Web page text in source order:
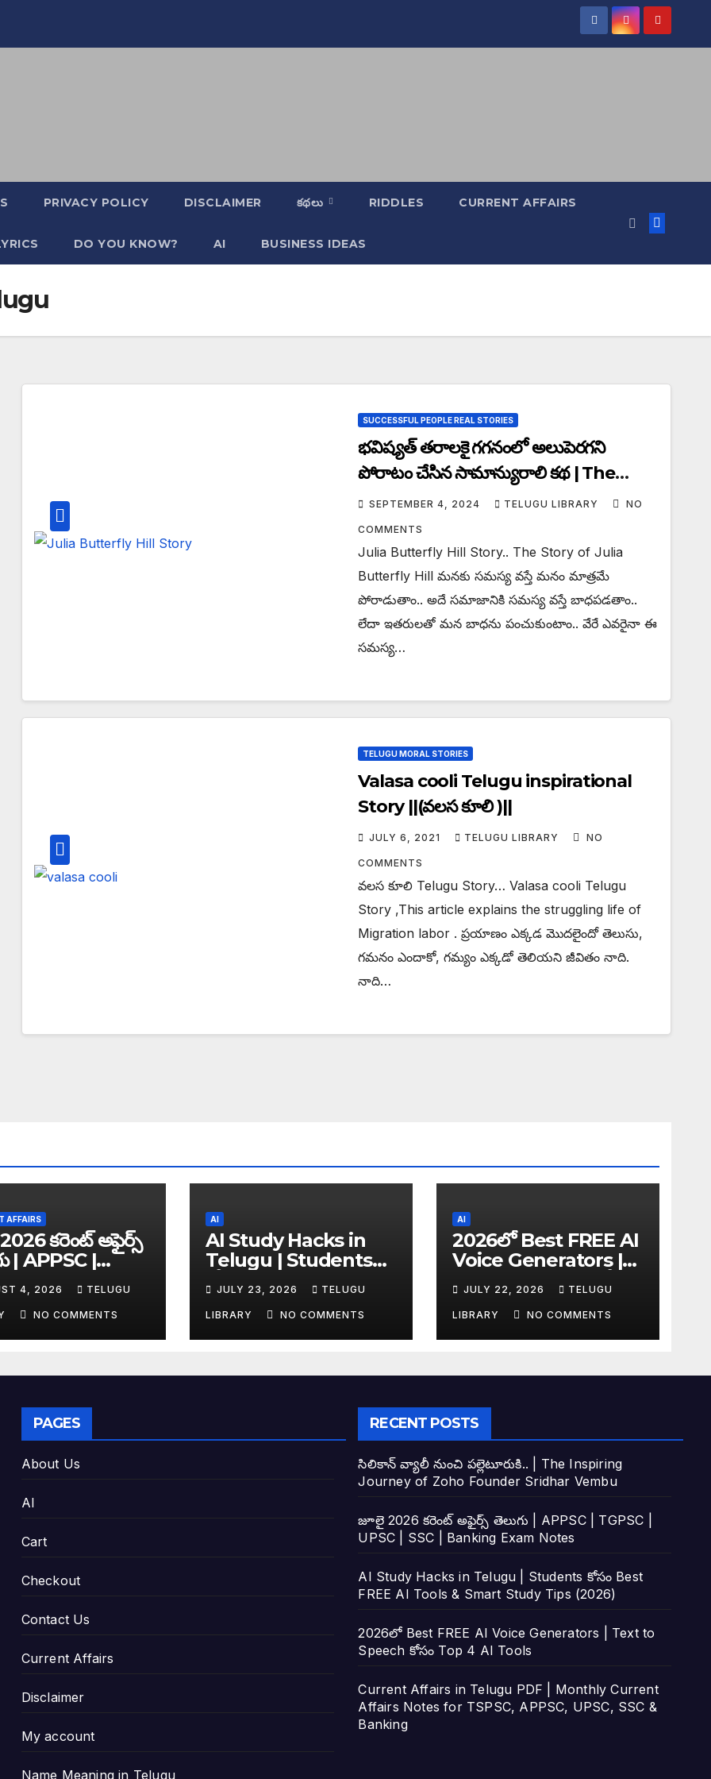
PRIVACY POLICY DISCLAIMER కథలు RIDDLES CURRENT AFFAIRS
DO YOU KNOW? AI BUSINESS IDEAS
SUCCESSFUL PEOPLE REAL STORIES
భవిష్యత్ తరాలకై గగనంలో అలుపెరగని
పోరాటం చేసిన సామాన్యురాలి కథ | The
Story of Julia Butterfly Hill|
SEPTEMBER 4, 2024 TELUGU LIBRARY NO
COMMENTS
Julia Butterfly Hill Story.. The Story of Julia
Butterfly Hill మనకు సమస్య వస్తే మనం మాత్రమే
పోరాడుతాం.. అదే సమాజానికి సమస్య వస్తే బాధపడతాం..
లేదా ఇతరులతో మన బాధను పంచుకుంటాం.. వేరే ఎవరైనా ఈ
సమస్య…
TELUGU MORAL STORIES
Valasa cooli Telugu inspirational
Story ||(వలస కూలి )||
JULY 6, 2021 TELUGU LIBRARY NO
COMMENTS
వలస కూలి Telugu Story… Valasa cooli Telugu
Story ,This article explains the struggling life of
Migration labor . ప్రయాణం ఎక్కడ మొదలైందో తెలుసు,
గమనం ఎందాకో, గమ్యం ఎక్కడో తెలియని జీవితం నాది.
నాది…
AFFAIRS
కరెంట్ అఫైర్స్
| APPSC |
| UPSC | SSC |
Exam
4, 2026 TELUGU
NO COMMENTS
AI
AI Study Hacks in
Telugu | Students
కోసం Best FREE AI
Tools & Smart Study
Tips (2026)
JULY 23, 2026 TELUGU
LIBRARY NO COMMENTS
AI
2026లో Best FREE AI
Voice Generators |
Text to Speech కోసం
Top 4 AI Tools
JULY 22, 2026 TELUGU
LIBRARY NO COMMENTS
PAGES
About Us
AI
Cart
Checkout
Contact Us
Current Affairs
Disclaimer
My account
Name Meaning in Telugu
RECENT POSTS
సిలికాన్ వ్యాలీ నుంచి పల్లెటూరుకి.. | The Inspiring
Journey of Zoho Founder Sridhar Vembu
జూలై 2026 కరెంట్ అఫైర్స్ తెలుగు | APPSC | TGPSC |
UPSC | SSC | Banking Exam Notes
AI Study Hacks in Telugu | Students కోసం Best
FREE AI Tools & Smart Study Tips (2026)
2026లో Best FREE AI Voice Generators | Text to
Speech కోసం Top 4 AI Tools
Current Affairs in Telugu PDF | Monthly Current
Affairs Notes for TSPSC, APPSC, UPSC, SSC &
Banking